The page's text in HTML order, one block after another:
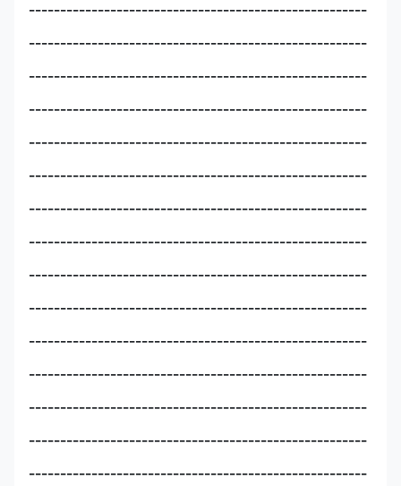
------------------------------------------------------
------------------------------------------------------
------------------------------------------------------
------------------------------------------------------
------------------------------------------------------
------------------------------------------------------
------------------------------------------------------
------------------------------------------------------
------------------------------------------------------
------------------------------------------------------
------------------------------------------------------
------------------------------------------------------
------------------------------------------------------
------------------------------------------------------
------------------------------------------------------